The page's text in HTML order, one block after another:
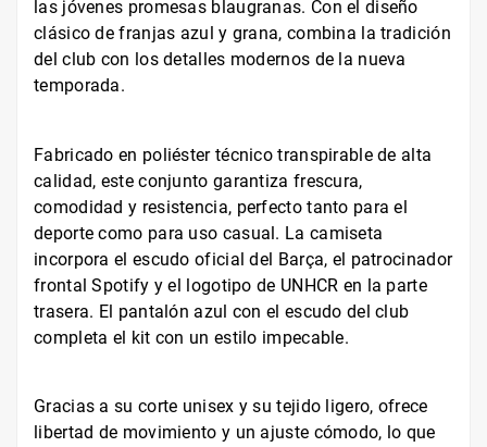
las jóvenes promesas blaugranas. Con el diseño
clásico de franjas azul y grana, combina la tradición
del club con los detalles modernos de la nueva
temporada.
Fabricado en poliéster técnico transpirable de alta
calidad, este conjunto garantiza frescura,
comodidad y resistencia, perfecto tanto para el
deporte como para uso casual. La camiseta
incorpora el escudo oficial del Barça, el patrocinador
frontal Spotify y el logotipo de UNHCR en la parte
trasera. El pantalón azul con el escudo del club
completa el kit con un estilo impecable.
Gracias a su corte unisex y su tejido ligero, ofrece
libertad de movimiento y un ajuste cómodo, lo que